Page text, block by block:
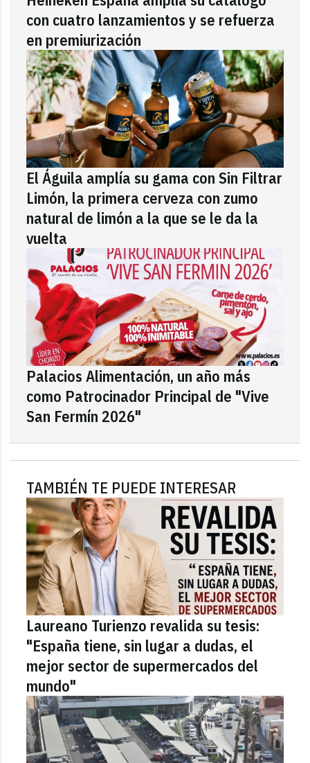
con cuatro lanzamientos y se refuerza
en premiurización
El Águila amplía su gama con Sin Filtrar
Limón, la primera cerveza con zumo
natural de limón a la que se le da la
vuelta
Palacios Alimentación, un año más
como Patrocinador Principal de "Vive
San Fermín 2026"
TAMBIÉN TE PUEDE INTERESAR
Laureano Turienzo revalida su tesis:
"España tiene, sin lugar a dudas, el
mejor sector de supermercados del
mundo"